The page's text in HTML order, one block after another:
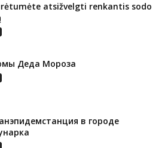
atsižvelgti renkantis sodo
Деда Мороза
в городе